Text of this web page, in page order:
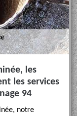
les
les services
94
notre